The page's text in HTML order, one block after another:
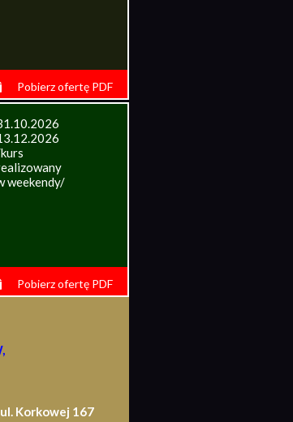
Pobierz ofertę PDF
weekendy/
Pobierz ofertę PDF
Korkowej 167